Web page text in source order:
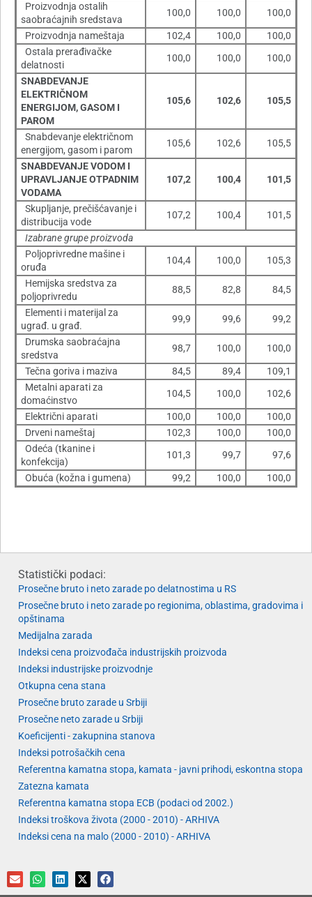
Proizvodnja ostalih
saobraćajnih sredstava
100,0 100,0 100,0
Proizvodnja nameštaja 102,4 100,0
100,0
Ostala prerađivačke
delatnosti
100,0 100,0 100,0
SNABDEVANJE
ELEKTRIČNOM
ENERGIJOM, GASOM I
PAROM
105,6 102,6 105,5
Snabdevanje električnom
energijom, gasom i parom
105,6 102,6 105,5
SNABDEVANJE VODOM I
UPRAVLJANJE OTPADNIM
VODAMA
107,2 100,4 101,5
Skupljanje, prečišćavanje i
distribucija vode
107,2 100,4 101,5
Izabrane grupe proizvoda
Poljoprivredne mašine i
oruđa
104,4 100,0 105,3
Hemijska sredstva za
poljoprivredu
88,5 82,8 84,5
Elementi i materijal za
ugrađ. u građ.
99,9 99,6 99,2
Drumska saobraćajna
sredstva
98,7 100,0 100,0
Tečna goriva i maziva 84,5 89,4
109,1
Metalni aparati za
domaćinstvo
104,5 100,0 102,6
Električni aparati 100,0 100,0
100,0
Drveni nameštaj
102,3 100,0
100,0
Odeća (tkanine i
konfekcija)
101,3 99,7 97,6
Obuća (kožna i gumena) 99,2 100,0 100,0
Statistički podaci:
Prosečne bruto i neto zarade po delatnostima u RS
Prosečne bruto i neto zarade po regionima, oblastima, gradovima i
opštinama
Medijalna zarada
Indeksi cena proizvođača industrijskih proizvoda
Indeksi industrijske proizvodnje
Otkupna cena stana
Prosečne bruto zarade u Srbiji
Prosečne neto zarade u Srbiji
Koeficijenti - zakupnina stanova
Indeksi potrošačkih cena
Referentna kamatna stopa, kamata - javni prihodi, eskontna stopa
Zatezna kamata
Referentna kamatna stopa ECB (podaci od 2002.)
Indeksi troškova života (2000 - 2010) - ARHIVA
Indeksi cena na malo (2000 - 2010) - ARHIVA